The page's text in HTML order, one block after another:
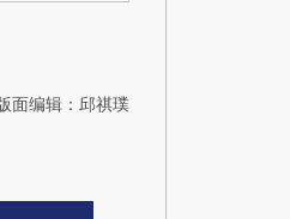
面编辑：邱祺璞